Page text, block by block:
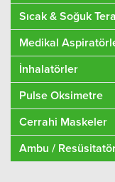
Sıcak & Soğuk
Medikal
İnhalatörler
Pulse Oksimetre
Cerrahi Maskeler
Ambu /